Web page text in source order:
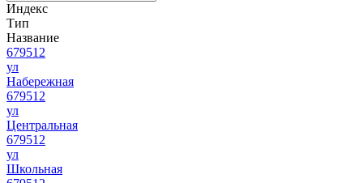
Индекс
Тип
Название
679512
ул
Набережная
679512
ул
Центральная
679512
ул
Школьная